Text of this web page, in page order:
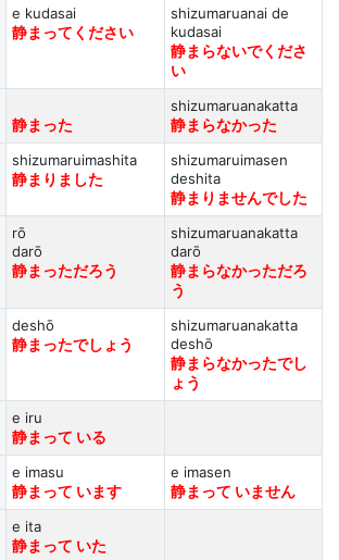
e kudasai
静まってください
shizumaruanai de
kudasai
静まらないでくださ
い
静まった
shizumaruanakatta
静まらなかった
shizumaruimashita
静まりました
shizumaruimasen
deshita
静まりませんでした
rō
darō
静まっただろう
shizumaruanakatta
darō
静まらなかっただろ
う
deshō
静まったでしょう
shizumaruanakatta
deshō
静まらなかったでし
ょう
e iru
静まって いる
e imasu
静まって います
e imasen
静まって いません
e ita
静まって いた